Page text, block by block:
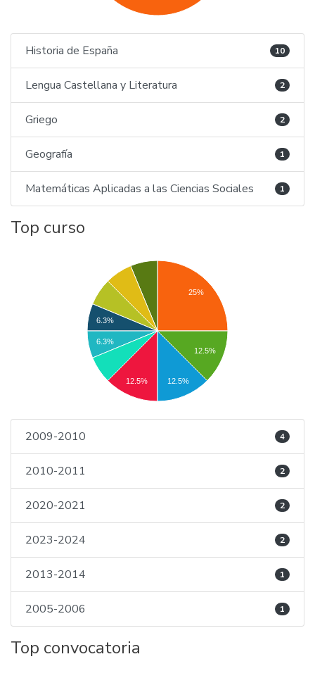
Historia de España 10
Lengua Castellana y Literatura 2
Griego 2
Geografía 1
Matemáticas Aplicadas a las Ciencias Sociales 1
Top curso
25%
12.5%
6.3%
6.3%
12.5% 12.5%
2009-2010 4
2010-2011 2
2020-2021 2
2023-2024 2
2013-2014 1
2005-2006 1
Top convocatoria